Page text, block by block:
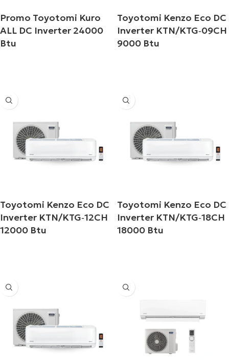
Promo Toyotomi Kuro
ALL DC Inverter 24000
Btu
Toyotomi Kenzo Eco DC
Inverter KTN/KTG‐09CH
9000 Btu
Toyotomi Kenzo Eco DC
Inverter KTN/KTG‐12CH
12000 Btu
Toyotomi Kenzo Eco DC
Inverter KTN/KTG‐18CH
18000 Btu